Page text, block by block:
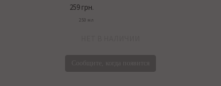
259 грн.
250 мл